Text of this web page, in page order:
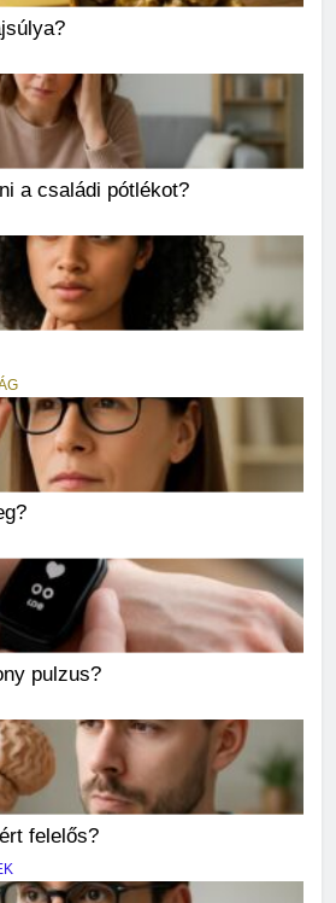
a családi pótlékot?
pulzus?
felelős?